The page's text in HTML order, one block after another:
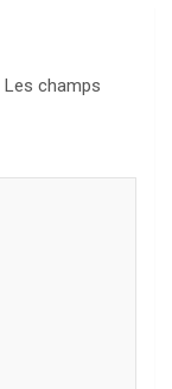
Les champs